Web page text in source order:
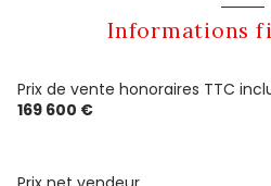
terrasse
salon/sejour
chambre
Informations
Prix de vente honoraires TTC
169 600 €